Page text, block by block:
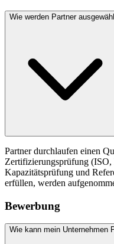
Wie werden Partner
Partner durchlaufen einen
Zertifizierungsprüfung
Kapazitätsprüfung und
erfüllen, werden
Bewerbung
Wie kann mein Unternehmen